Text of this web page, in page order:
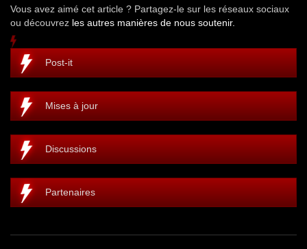
Vous avez aimé cet article ? Partagez-le sur les réseaux sociaux
ou découvrez les autres manières de nous soutenir.
Post-it
Mises à jour
Discussions
Partenaires